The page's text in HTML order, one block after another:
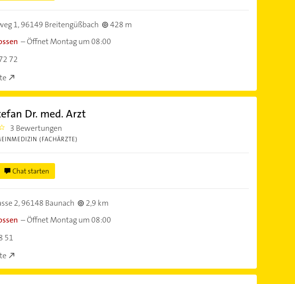
1,96149 Breitengüßbach
428 m
–Öffnet Montag um 08:00
72
Dr. med. Arzt
3 Bewertungen
(FACHÄRZTE)
Chat starten
2,96148 Baunach
2,9 km
–Öffnet Montag um 08:00
51